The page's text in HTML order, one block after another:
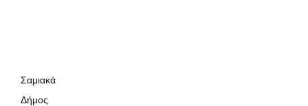
Σαμιακά
Δήμος